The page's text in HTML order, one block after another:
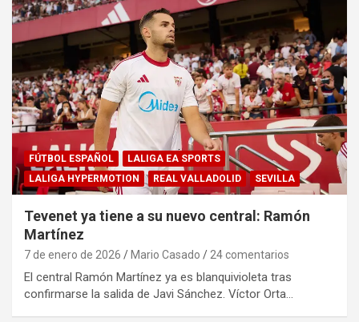
FÚTBOL ESPAÑOL
LALIGA EA SPORTS
LALIGA HYPERMOTION
REAL VALLADOLID SEVILLA
Tevenet ya tiene a su nuevo central: Ramón
Martínez
7 de enero de 2026 Mario Casado 24 comentarios
El central Ramón Martínez ya es blanquivioleta tras
confirmarse la salida de Javi Sánchez. Víctor Orta…